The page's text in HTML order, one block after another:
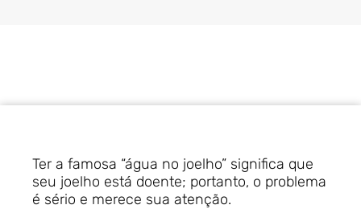
Ter a famosa “água no joelho” significa que
seu joelho está doente; portanto, o problema
é sério e merece sua atenção.